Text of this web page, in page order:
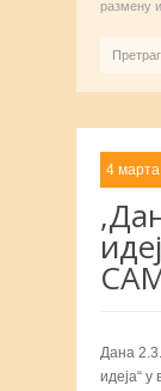
размену
4
Дана
идеја“